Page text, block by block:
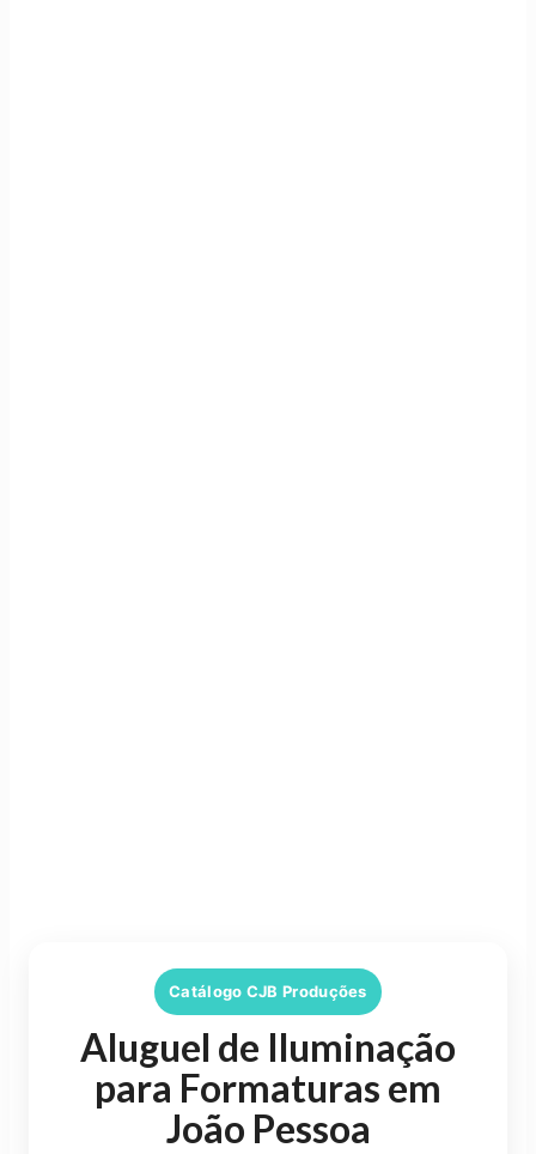
Catálogo CJB Produções
Aluguel de Iluminação
para Formaturas em
João Pessoa